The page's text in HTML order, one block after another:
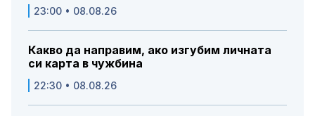
23:00 • 08.08.26
Какво да направим, ако изгубим личната
си карта в чужбина
22:30 • 08.08.26